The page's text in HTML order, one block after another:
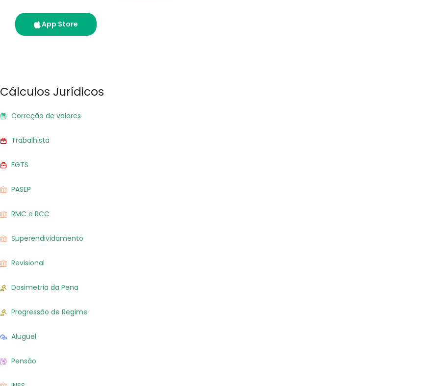
App Store
Cálculos Jurídicos
Correção de valores
Trabalhista
FGTS
PASEP
RMC e RCC
Superendividamento
Revisional
Dosimetria da Pena
Progressão de Regime
Aluguel
Pensão